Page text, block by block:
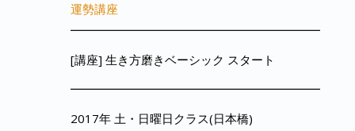
運勢講座
━━━━━━━━━━━━━━━━━━━━━
[講座] 生き方磨きベーシック スタート
━━━━━━━━━━━━━━━━━━━━━
2017年 土・日曜日クラス(日本橋)